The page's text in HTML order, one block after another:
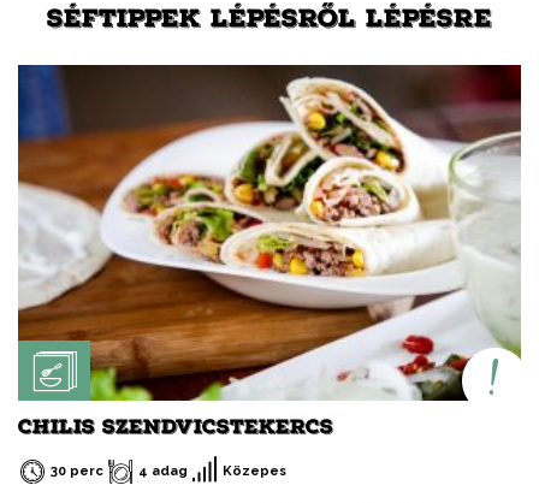
SÉFTIPPEK LÉPÉSRŐL LÉPÉSRE
CHILIS SZENDVICSTEKERCS
30 perc 4 adag Közepes